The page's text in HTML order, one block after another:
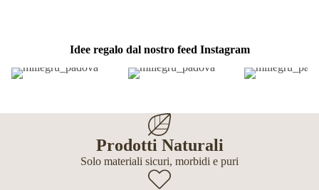
Idee regalo dal nostro feed Instagram
Prodotti Naturali
Solo materiali sicuri, morbidi e puri